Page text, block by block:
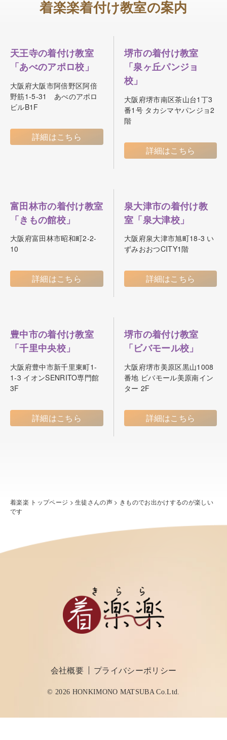
着楽楽着付け教室の案内
天王寺の着付け教室
「あべのアポロ校」
大阪府大阪市阿倍野区阿倍
野筋1-5-31 あべのアポロ
ビルB1F
詳細はこちら
堺市の着付け教室
「泉ヶ丘パンジョ
校」
大阪府堺市南区茶山台1丁3
番1号 タカシマヤパンジョ2
階
詳細はこちら
富田林市の着付け教室
「きもの館校」
大阪府富田林市昭和町2-2-
10
詳細はこちら
泉大津市の着付け教
室「泉大津校」
大阪府泉大津市旭町18-3 い
ずみおおつCITY1階
詳細はこちら
豊中市の着付け教室
「千里中央校」
大阪府豊中市新千里東町1-
1-3 イオンSENRITO専門館
3F
詳細はこちら
堺市の着付け教室
「ビバモール校」
大阪府堺市美原区黒山1008
番地 ビバモール美原南イン
ター 2F
詳細はこちら
着楽楽 トップページ >生徒さんの声 > きものでお出かけするのが楽しい
です
会社概要 プライバシーポリシー
© 2026 HONKIMONO MATSUBA Co.Ltd.